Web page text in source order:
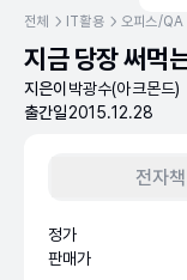
전체 IT활용 오피스/QA
지금 당장 써먹
지은이 박광수(아크몬드)
출간일2015.12.28
전자책
정가
판매가